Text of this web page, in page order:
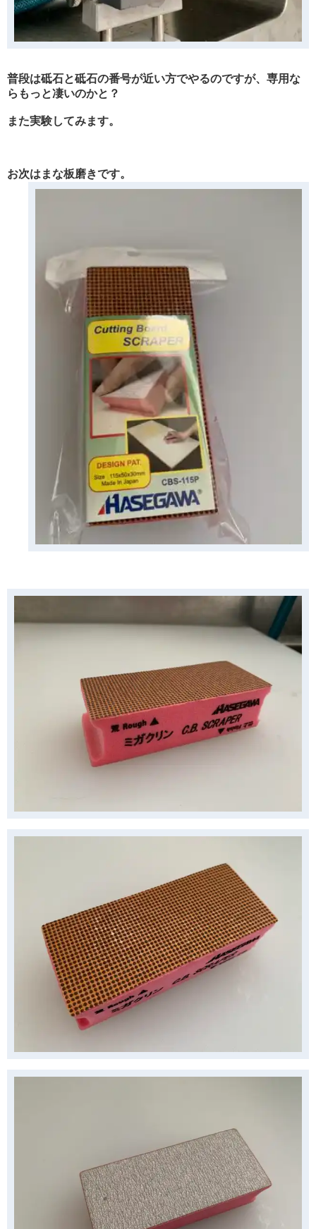
普段は砥石と砥石の番号が近い方でやるのですが、専用な
らもっと凄いのかと？
また実験してみます。
お次はまな板磨きです。